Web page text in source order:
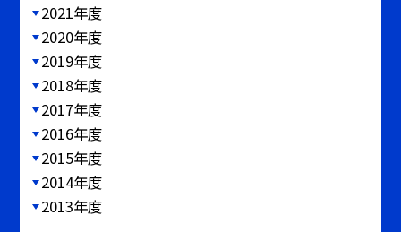
2021年度
2020年度
2019年度
2018年度
2017年度
2016年度
2015年度
2014年度
2013年度